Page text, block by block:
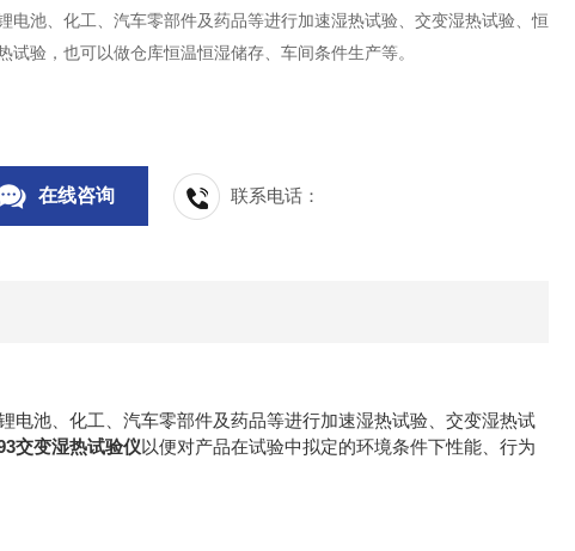
电池、化工、汽车零部件及药品等进行加速湿热试验、交变湿热试验、恒
试验，也可以做仓库恒温恒湿储存、车间条件生产等。
在线咨询 联系电话：
电池、化工、汽车零部件及药品等进行加速湿热试验、交变湿热试
交变湿热试验仪以便对产品在试验中拟定的环境条件下性能、行为